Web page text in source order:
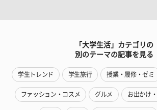
「大学生活」カテゴリの
別のテーマの記事を見る
学生トレンド 学生旅行 授業・履修・ゼミ
ファッション・コスメ グルメ お出かけ